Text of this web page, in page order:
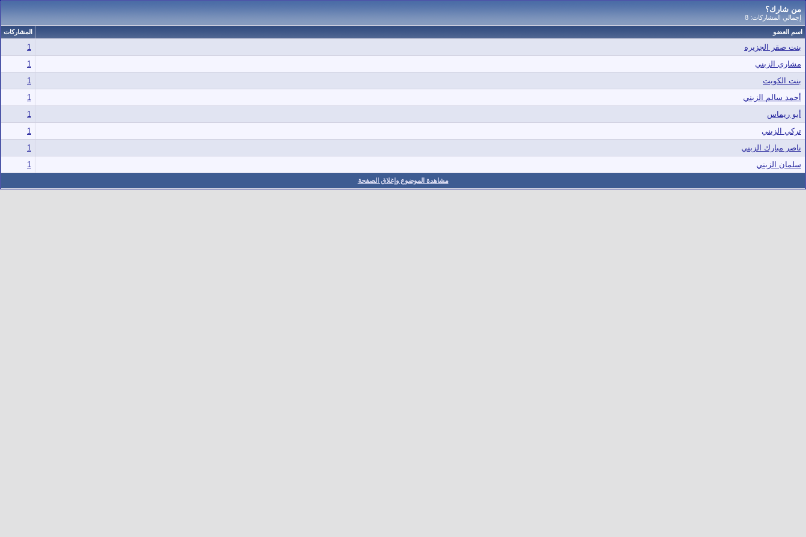
من شارك؟
إجمالي المشاركات: 8
اسم العضو
المشاركات
بنت صقر الجزيره
1
مشاري الزبني
1
بنت الكويت
1
أحمد سالم الزبني
1
أبو ريماس
1
تركي الزبني
1
ناصر مبارك الزبني
1
سلمان الزبني
1
مشاهدة الموضوع وإغلاق الصفحة